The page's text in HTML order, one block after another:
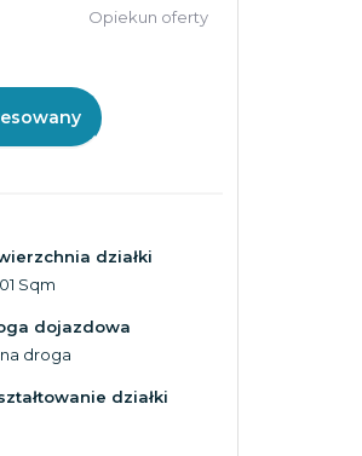
Opiekun oferty
działki
Sqm
dojazdowa
droga
działki